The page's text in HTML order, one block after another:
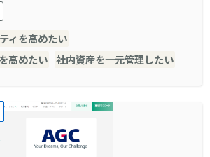
ィを高めたい
高めたい 社内資産を一元管理したい